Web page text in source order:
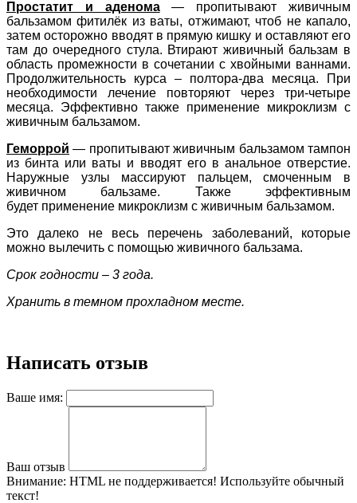
Простатит и аденома— пропитывают живичным
бальзамом фитилёк из ваты, отжимают, чтоб не капало,
затем осторожно вводят в прямую кишку и оставляют его
там до очередного стула. Втирают живичный бальзам в
область промежности в сочетании с хвойными ваннами.
Продолжительность курса – полтора-два месяца. При
необходимости лечение повторяют через три-четыре
месяца. Эффективно также применение микроклизм с
живичным бальзамом.
Геморрой — пропитывают живичным бальзамом тампон
из бинта или ваты и вводят его в анальное отверстие.
Наружные узлы массируют пальцем, смоченным в
живичном бальзаме. Также эффективным
будет применение микроклизм с живичным бальзамом.
Это далеко не весь перечень заболеваний, которые
можно вылечить с помощью живичного бальзама.
Срок годности – 3 года.
Хранить в темном прохладном месте.
Написать отзыв
Ваше имя:
Ваш отзыв
Внимание: HTML не поддерживается! Используйте обычный
текст!